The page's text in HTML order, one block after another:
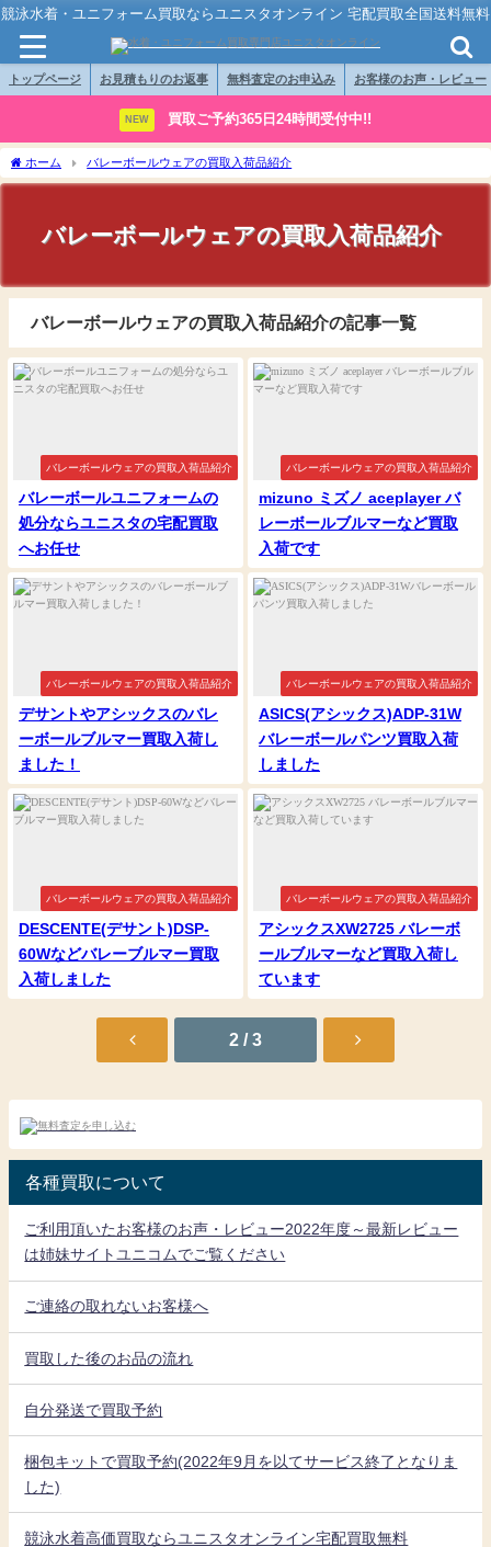
競泳水着・ユニフォーム買取ならユニスタオンライン 宅配買取全国送料無料
トップページ お見積もりのお返事 無料査定のお申込み お客様のお声・レビュー
NEW 買取ご予約365日24時間受付中!!
ホーム バレーボールウェアの買取入荷品紹介
バレーボールウェアの買取入荷品紹介
バレーボールウェアの買取入荷品紹介の記事一覧
バレーボールウェアの買取入荷品紹介
バレーボールユニフォームの
処分ならユニスタの宅配買取
へお任せ
バレーボールウェアの買取入荷品紹介
mizuno ミズノ aceplayer バ
レーボールブルマーなど買取
入荷です
バレーボールウェアの買取入荷品紹介
デサントやアシックスのバレ
ーボールブルマー買取入荷し
ました！
バレーボールウェアの買取入荷品紹介
ASICS(アシックス)ADP-31W
バレーボールパンツ買取入荷
しました
バレーボールウェアの買取入荷品紹介
DESCENTE(デサント)DSP-
60Wなどバレーブルマー買取
入荷しました
バレーボールウェアの買取入荷品紹介
アシックスXW2725 バレーボ
ールブルマーなど買取入荷し
ています
2 / 3
各種買取について
ご利用頂いたお客様のお声・レビュー2022年度～最新レビュー
は姉妹サイトユニコムでご覧ください
ご連絡の取れないお客様へ
買取した後のお品の流れ
自分発送で買取予約
梱包キットで買取予約(2022年9月を以てサービス終了となりま
した)
競泳水着高価買取ならユニスタオンライン宅配買取無料